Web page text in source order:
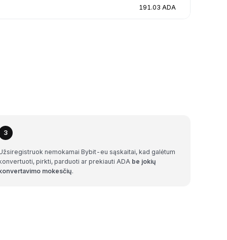
191.03 ADA
3
nemokamai Bybit-eu sąskaitai, kad galėtum
pirkti, parduoti ar prekiauti ADA be jokių
mokesčių.